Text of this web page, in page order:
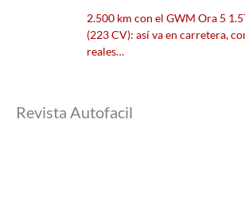
2.500 km con el GWM Ora 5
(223 CV): así va en carretera,
reales…
Revista Autofacil